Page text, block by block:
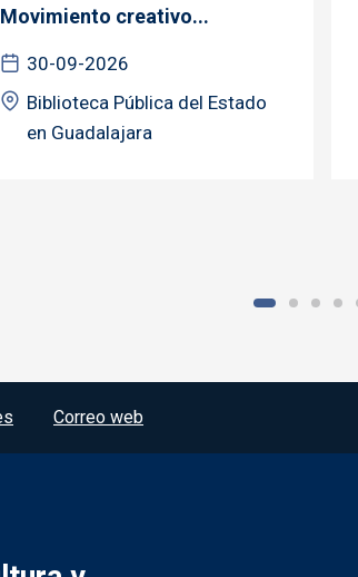
Movimiento creativo...
30-09-2026
Biblioteca Pública del Estado
en Guadalajara
Correo web